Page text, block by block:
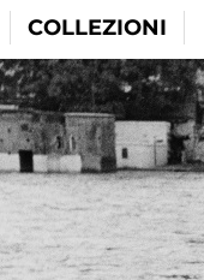
COLLEZIONI